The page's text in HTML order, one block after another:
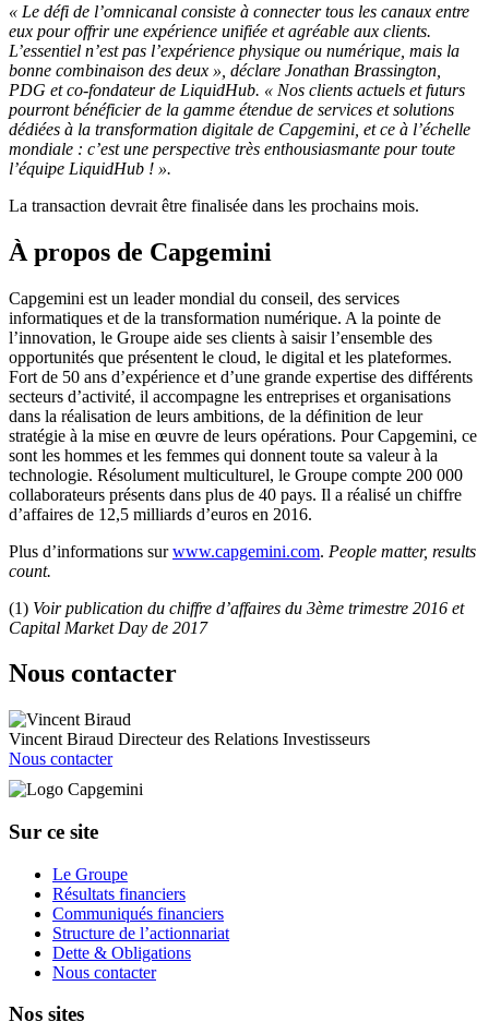
« Le défi de l’omnicanal consiste à connecter tous les canaux entre
eux pour offrir une expérience unifiée et agréable aux clients.
L’essentiel n’est pas l’expérience physique ou numérique, mais la
bonne combinaison des deux », déclare Jonathan Brassington,
PDG et co-fondateur de LiquidHub. « Nos clients actuels et futurs
pourront bénéficier de la gamme étendue de services et solutions
dédiées à la transformation digitale de Capgemini, et ce à l’échelle
mondiale : c’est une perspective très enthousiasmante pour toute
l’équipe LiquidHub ! ».
La transaction devrait être finalisée dans les prochains mois.
À propos de Capgemini
Capgemini est un leader mondial du conseil, des services
informatiques et de la transformation numérique. A la pointe de
l’innovation, le Groupe aide ses clients à saisir l’ensemble des
opportunités que présentent le cloud, le digital et les plateformes.
Fort de 50 ans d’expérience et d’une grande expertise des différents
secteurs d’activité, il accompagne les entreprises et organisations
dans la réalisation de leurs ambitions, de la définition de leur
stratégie à la mise en œuvre de leurs opérations. Pour Capgemini, ce
sont les hommes et les femmes qui donnent toute sa valeur à la
technologie. Résolument multiculturel, le Groupe compte 200 000
collaborateurs présents dans plus de 40 pays. Il a réalisé un chiffre
d’affaires de 12,5 milliards d’euros en 2016.
Plus d’informations surwww.capgemini.com. People matter, results
count.
(1) Voir publication du chiffre d’affaires du 3ème trimestre 2016 et
Capital Market Day de 2017
Nous contacter
Vincent Biraud Directeur des Relations Investisseurs
Nous contacter
Sur ce site
Le Groupe
Résultats financiers
Communiqués financiers
Structure de l’actionnariat
Dette & Obligations
Nous contacter
Nos sites